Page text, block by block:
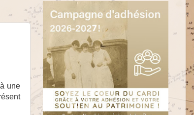
une